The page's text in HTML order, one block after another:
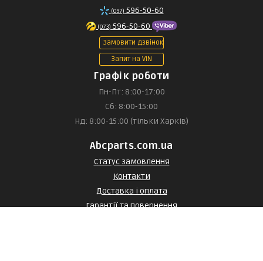
(097) 596-50-60
(073) 596-50-60
Замовити дзвінок
Запит на VIN
Графік роботи
Пн-Пт: 8:00-17:00
Сб: 8:00-15:00
Нд: 8:00-15:00 (тільки Харків)
Abcparts.com.ua
Статус замовлення
Контакти
Доставка і оплата
Гарантії та повернення